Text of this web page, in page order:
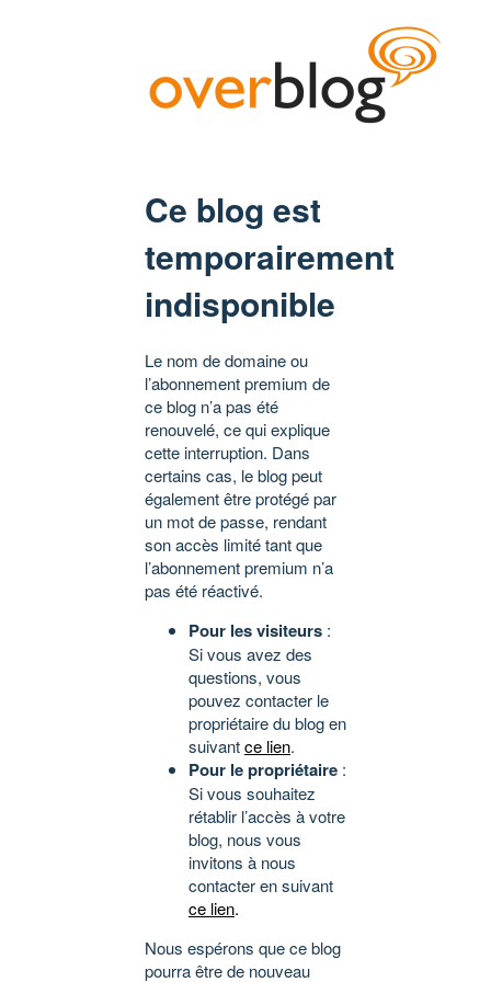
Ce blog est
temporairement
indisponible
Le nom de domaine ou
l’abonnement premium de
ce blog n’a pas été
renouvelé, ce qui explique
cette interruption. Dans
certains cas, le blog peut
également être protégé par
un mot de passe, rendant
son accès limité tant que
l’abonnement premium n’a
pas été réactivé.
Pour les visiteurs :
Si vous avez des
questions, vous
pouvez contacter le
propriétaire du blog en
suivantce lien.
Pour le propriétaire :
Si vous souhaitez
rétablir l’accès à votre
blog, nous vous
invitons à nous
contacter en suivant
ce lien.
Nous espérons que ce blog
pourra être de nouveau